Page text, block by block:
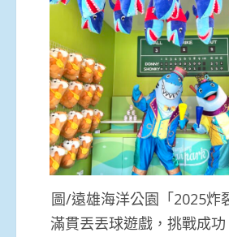
圖/遠雄海洋公園「2025炸
滿貫丟丟球遊戲，挑戰成